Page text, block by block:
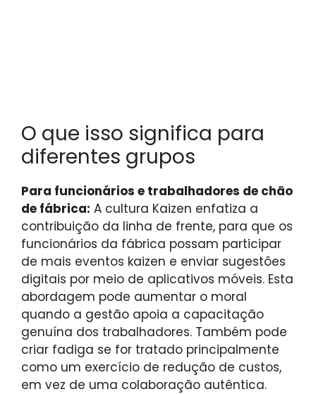
O que isso significa para
diferentes grupos
Para funcionários e trabalhadores de chão
de fábrica: A cultura Kaizen enfatiza a
contribuição da linha de frente, para que os
funcionários da fábrica possam participar
de mais eventos kaizen e enviar sugestões
digitais por meio de aplicativos móveis. Esta
abordagem pode aumentar o moral
quando a gestão apoia a capacitação
genuína dos trabalhadores. Também pode
criar fadiga se for tratado principalmente
como um exercício de redução de custos,
em vez de uma colaboração autêntica.